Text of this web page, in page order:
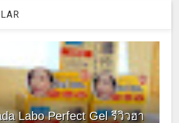
Labo Perfect Gel รีวิวฮา